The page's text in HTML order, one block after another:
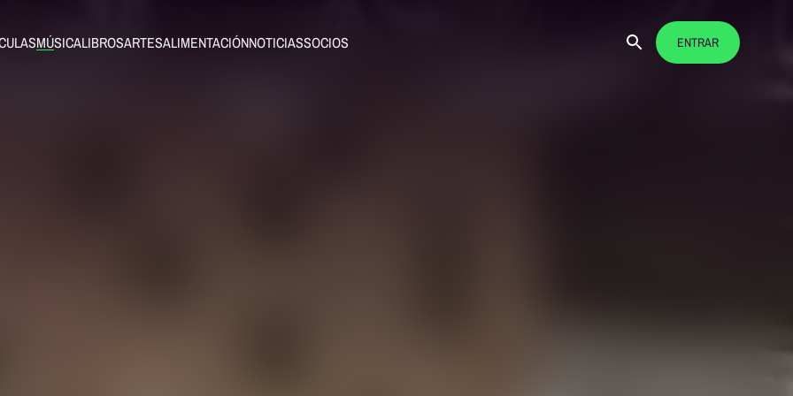
MÚSICALIBROSARTESALIMENTACIÓNNOTICIASSOCIOS ENTRAR